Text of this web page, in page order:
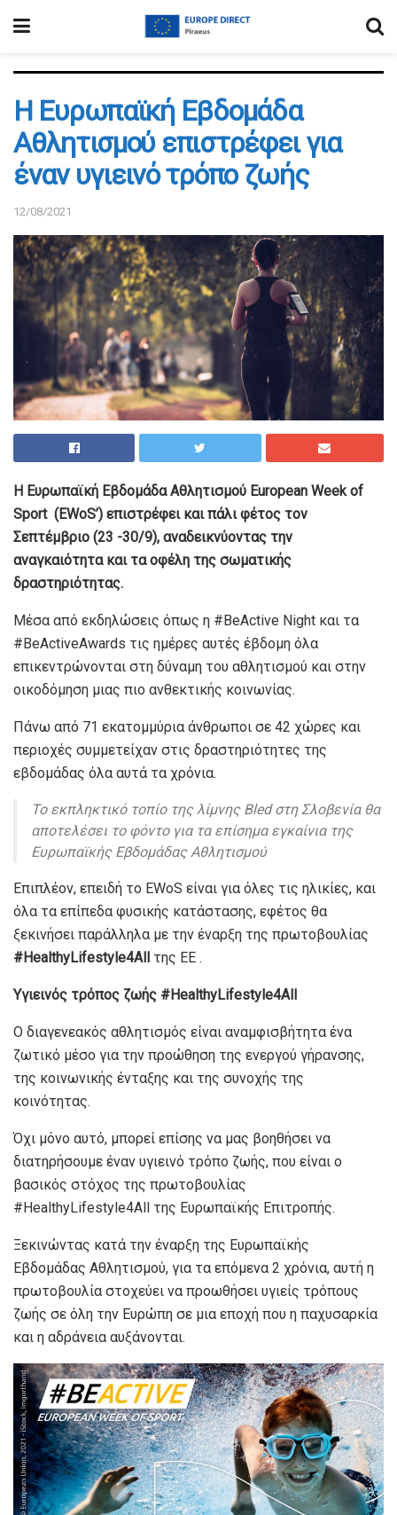
Η Ευρωπαϊκή Εβδομάδα
Αθλητισμού επιστρέφει για
έναν υγιεινό τρόπο ζωής
12/08/2021
Η Ευρωπαϊκή Εβδομάδα Αθλητισμού European Week of
Sport (EWoS’) επιστρέφει και πάλι φέτος τον
Σεπτέμβριο (23 -30/9), αναδεικνύοντας την
αναγκαιότητα και τα οφέλη της σωματικής
δραστηριότητας.
Μέσα από εκδηλώσεις όπως η #BeActive Night και τα
#BeActiveAwards τις ημέρες αυτές έβδομη όλα
επικεντρώνονται στη δύναμη του αθλητισμού και στην
οικοδόμηση μιας πιο ανθεκτικής κοινωνίας.
Πάνω από 71 εκατομμύρια άνθρωποι σε 42 χώρες και
περιοχές συμμετείχαν στις δραστηριότητες της
εβδομάδας όλα αυτά τα χρόνια.
Το εκπληκτικό τοπίο της λίμνης Bled στη Σλοβενία θα
αποτελέσει το φόντο για τα επίσημα εγκαίνια της
Ευρωπαϊκής Εβδομάδας Αθλητισμού
Επιπλέον, επειδή το EWoS είναι για όλες τις ηλικίες, και
όλα τα επίπεδα φυσικής κατάστασης, εφέτος θα
ξεκινήσει παράλληλα με την έναρξη της πρωτοβουλίας
#HealthyLifestyle4All της ΕΕ .
Υγιεινός τρόπος ζωής #HealthyLifestyle4All
Ο διαγενεακός αθλητισμός είναι αναμφισβήτητα ένα
ζωτικό μέσο για την προώθηση της ενεργού γήρανσης,
της κοινωνικής ένταξης και της συνοχής της
κοινότητας.
Όχι μόνο αυτό, μπορεί επίσης να μας βοηθήσει να
διατηρήσουμε έναν υγιεινό τρόπο ζωής, που είναι ο
βασικός στόχος της πρωτοβουλίας
#HealthyLifestyle4All της Ευρωπαϊκής Επιτροπής.
Ξεκινώντας κατά την έναρξη της Ευρωπαϊκής
Εβδομάδας Αθλητισμού, για τα επόμενα 2 χρόνια, αυτή η
πρωτοβουλία στοχεύει να προωθήσει υγιείς τρόπους
ζωής σε όλη την Ευρώπη σε μια εποχή που η παχυσαρκία
και η αδράνεια αυξάνονται.